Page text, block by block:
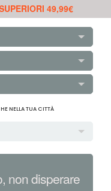
49,99€
NELLA TUA CITTÀ
non disperare